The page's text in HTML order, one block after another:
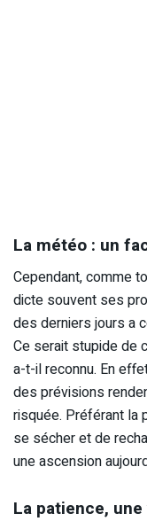
La météo : un
Cependant, comme
dicte souvent ses
des derniers jours a
Ce serait stupide de
a-t-il reconnu. En
des prévisions
risquée. Préférant la
se sécher et de
une ascension
La patience,